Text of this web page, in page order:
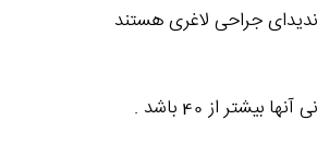
جراحی لاغری هستند
از 40 باشد .